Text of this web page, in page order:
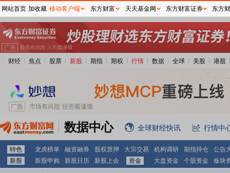
财经 焦点 股票 新股 期指 期权 行情 数据 全球 美股 港股
数据中心 全球财经快讯 行情中
特色 龙虎榜单 融资融券 股权质押 大宗交易 机构调研 期指持仓
公告
新股
新股申购 新股日历 新股上会 资金 大盘资金 个股资金 板块
网站首页 加收藏 移动客户端 东方财富 天天基金网 东方财富证券 东方